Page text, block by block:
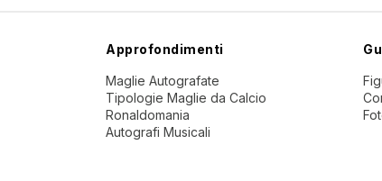
Approfondimenti
Maglie Autografate
Tipologie Maglie da Calcio
Ronaldomania
Autografi Musicali